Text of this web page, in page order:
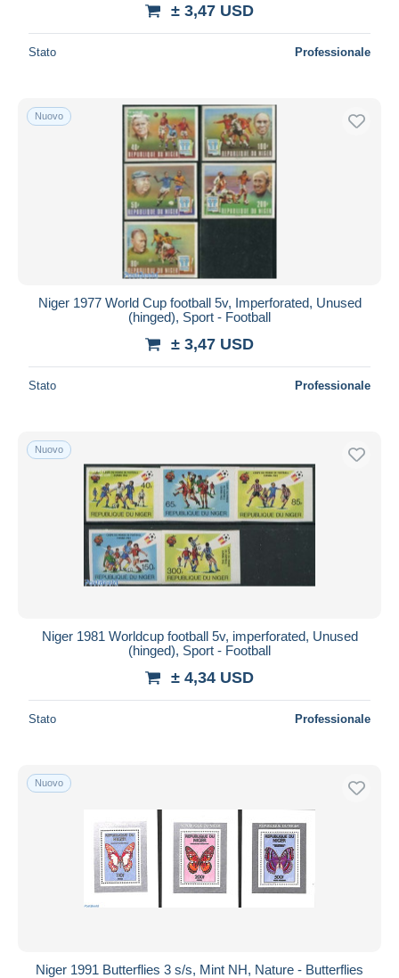
± 3,47 USD
Stato Professionale
Nuovo
Niger 1977 World Cup football 5v, Imperforated, Unused
(hinged), Sport - Football
± 3,47 USD
Stato Professionale
Nuovo
Niger 1981 Worldcup football 5v, imperforated, Unused
(hinged), Sport - Football
± 4,34 USD
Stato Professionale
Nuovo
Niger 1991 Butterflies 3 s/s, Mint NH, Nature - Butterflies